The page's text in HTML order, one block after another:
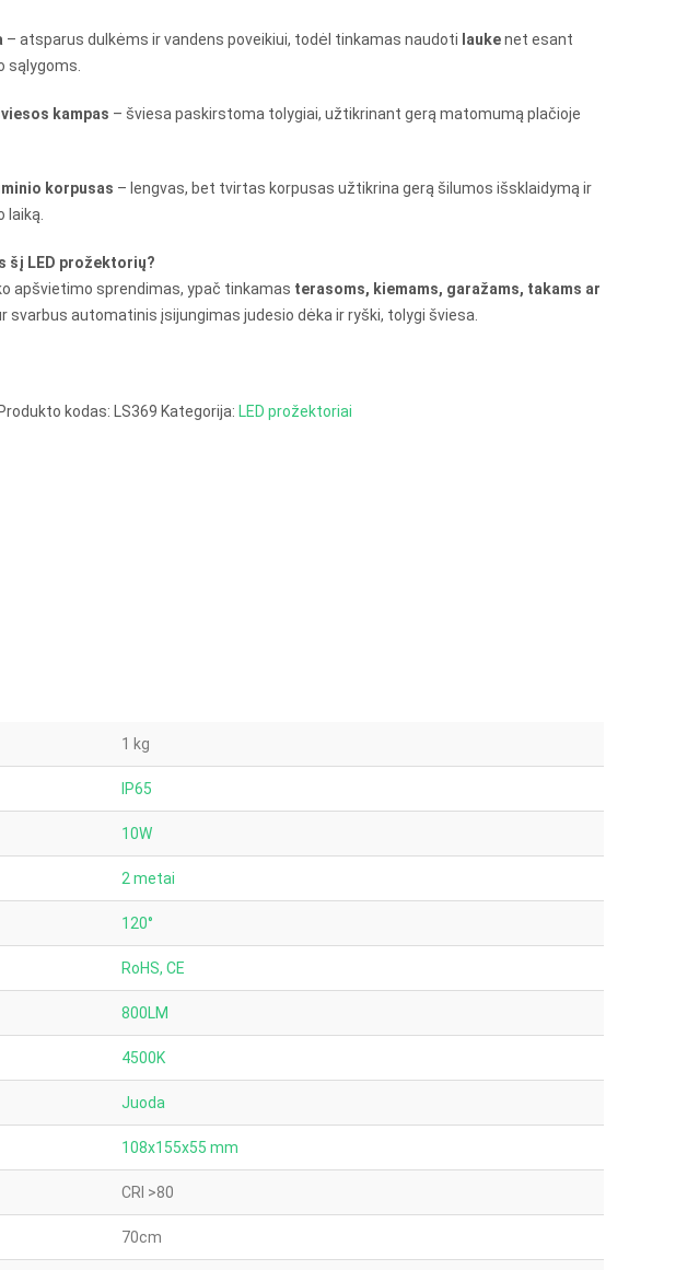
– atsparus dulkėms ir vandens poveikiui, todėl tinkamas naudoti laukenet esant
sąlygoms.
kampas – šviesa paskirstoma tolygiai, užtikrinant gerą matomumą plačioje
korpusas – lengvas, bet tvirtas korpusas užtikrina gerą šilumos išsklaidymą ir
laiką.
šį LED prožektorių?
apšvietimo sprendimas, ypač tinkamas terasoms, kiemams, garažams, takams ar
svarbus automatinis įsijungimas judesio dėka ir ryški, tolygi šviesa.
Produkto kodas: LS369 Kategorija: LED prožektoriai
1 kg
IP65
10W
2 metai
120°
RoHS, CE
800LM
4500K
Juoda
108x155x55 mm
CRI >80
70cm